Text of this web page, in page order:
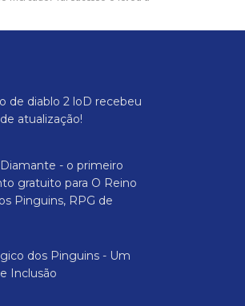
de diablo 2 loD recebeu
atualização!
- o primeiro
gratuito para O Reino
Pinguins, RPG de
dos Pinguins - Um
Inclusão